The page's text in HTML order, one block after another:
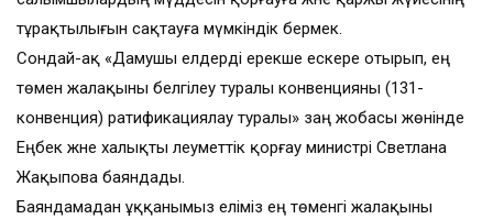
тұрақтылығын сақтауға мүм­кіндік бермек.
Сондай-ақ «Дамушы елдерді ерекше ескере отырып, ең
төмен жалақыны белгі­леу туралы конвенцияны (131-
конвенция) ратификациялау туралы» заң жобасы жөнінде
Еңбек және халықты әлеуметтік қорғау министрі Светлана
Жақыпова баяндады.
Баяндамадан ұққанымыз еліміз ең төменгі жалақыны